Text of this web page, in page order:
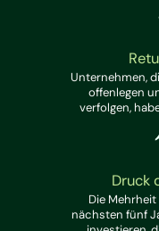
Unternehmen,
offenlegen
verfolgen,
Druck
Die
nächsten fünf